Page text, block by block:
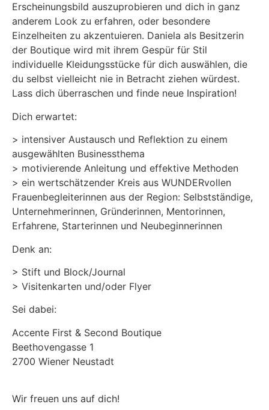
Erscheinungsbild auszuprobieren und dich in ganz
anderem Look zu erfahren, oder besondere
Einzelheiten zu akzentuieren. Daniela als Besitzerin
der Boutique wird mit ihrem Gespür für Stil
individuelle Kleidungsstücke für dich auswählen, die
du selbst vielleicht nie in Betracht ziehen würdest.
Lass dich überraschen und finde neue Inspiration!
Dich erwartet:
> intensiver Austausch und Reflektion zu einem
ausgewählten Businessthema
> motivierende Anleitung und effektive Methoden
> ein wertschätzender Kreis aus WUNDERvollen
Frauenbegleiterinnen aus der Region: Selbstständige,
Unternehmerinnen, Gründerinnen, Mentorinnen,
Erfahrene, Starterinnen und Neubeginnerinnen
Denk an:
> Stift und Block/Journal
> Visitenkarten und/oder Flyer
Sei dabei:
Accente First & Second Boutique
Beethovengasse 1
2700 Wiener Neustadt
Wir freuen uns auf dich!